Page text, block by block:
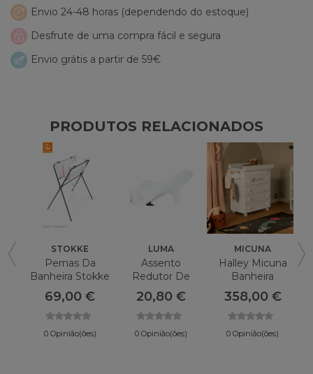
Envio 24-48 horas (dependendo do estoque)
Desfrute de uma compra fácil e segura
Envio grátis a partir de 59€
PRODUTOS RELACIONADOS
STOKKE
Pernas Da
Banheira Stokke
Flexi Bath
69,00 €
0 Opinião(ões)
LUMA
Assento
Redutor De
Banheira Luma
20,80 €
0 Opinião(ões)
MICUNA
Halley Micuna
Banheira
358,00 €
0 Opinião(ões)